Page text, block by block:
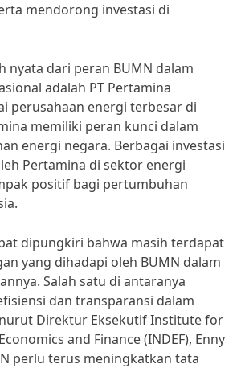
mendorong investasi di
nyata dari peran BUMN dalam
adalah PT Pertamina
perusahaan energi terbesar di
memiliki peran kunci dalam
energi negara. Berbagai investasi
Pertamina di sektor energi
positif bagi pertumbuhan
dipungkiri bahwa masih terdapat
yang dihadapi oleh BUMN dalam
Salah satu di antaranya
dan transparansi dalam
Direktur Eksekutif Institute for
and Finance (INDEF), Enny
perlu terus meningkatkan tata